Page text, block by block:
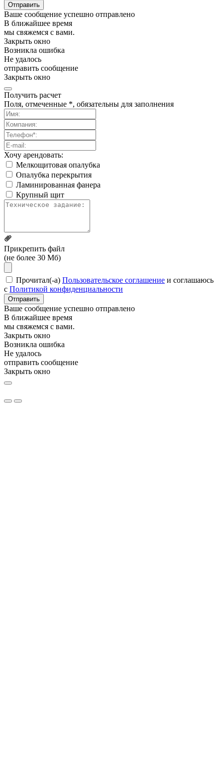
Отправить
Ваше сообщение успешно отправлено
В ближайшее время
мы свяжемся с вами.
Закрыть окно
Возникла ошибка
Не удалось
отправить сообщение
Закрыть окно
Получить расчет
Поля, отмеченные *, обязательны для заполнения
Хочу арендовать:
Мелкощитовая опалубка
Опалубка перекрытия
Ламинированная фанера
Крупный щит
Прикрепить файл
(не более 30 Мб)
Прочитал(-а) Пользовательское соглашение и соглашаюсь
с Политикой конфиденциальности
Отправить
Ваше сообщение успешно отправлено
В ближайшее время
мы свяжемся с вами.
Закрыть окно
Возникла ошибка
Не удалось
отправить сообщение
Закрыть окно